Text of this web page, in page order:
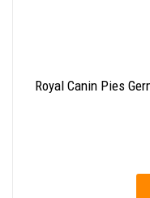
Royal Canin Pies